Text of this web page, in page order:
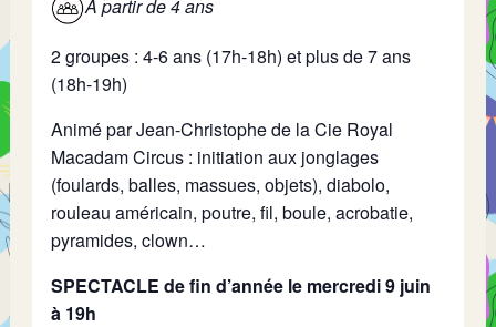
A partir de 4 ans
2 groupes : 4-6 ans (17h-18h) et plus de 7 ans
(18h-19h)
Animé par Jean-Christophe de la Cie Royal
Macadam Circus : initiation aux jonglages
(foulards, balles, massues, objets), diabolo,
rouleau américain, poutre, fil, boule, acrobatie,
pyramides, clown…
SPECTACLE de fin d’année le mercredi 9 juin
à 19h